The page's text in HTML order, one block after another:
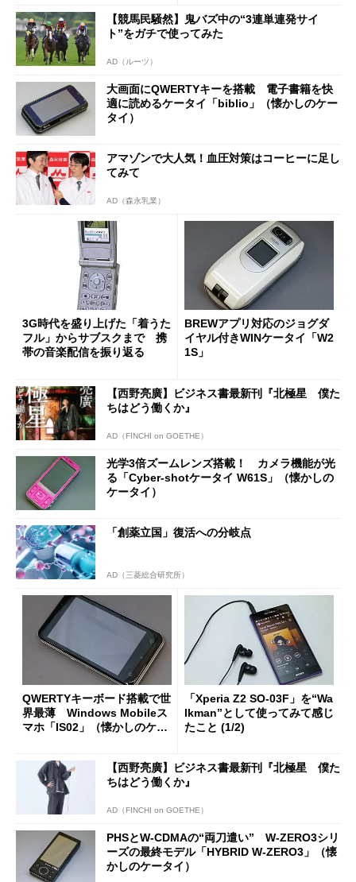
【競馬民騒然】鬼バズ中の“3連単連発サイ
ト”をガチで使ってみた
AD（ルーツ）
大画面にQWERTYキーを搭載 電子書籍を快
適に読めるケータイ「biblio」（懐かしのケー
タイ）
アマゾンで大人気！血圧対策はコーヒーに足し
てみて
AD（森永乳業）
3G時代を盛り上げた「着うた
フル」からサブスクまで 携
帯の音楽配信を振り返る
BREWアプリ対応のジョグダ
イヤル付きWINケータイ「W2
1S」
【西野亮廣】ビジネス書最新刊『北極星 僕た
ちはどう働くか』
AD（FINCHI on GOETHE）
光学3倍ズームレンズ搭載！ カメラ機能が光
る「Cyber-shotケータイ W61S」（懐かしの
ケータイ）
「創薬立国」復活への分岐点
AD（三菱総合研究所）
QWERTYキーボード搭載で世
界最薄 Windows Mobileス
マホ「IS02」（懐かしのケー
「Xperia Z2 SO-03F」を“Wa
lkman”として使ってみて感じ
たこと (1/2)
【西野亮廣】ビジネス書最新刊『北極星 僕た
ちはどう働くか』
AD（FINCHI on GOETHE）
PHSとW-CDMAの“両刀遣い” W-ZERO3シリ
ーズの最終モデル「HYBRID W-ZERO3」（懐
かしのケータイ）